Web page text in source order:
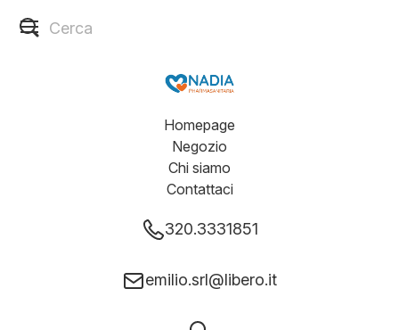
Homepage
Negozio
Chi siamo
Contattaci
320.3331851
emilio.srl@libero.it